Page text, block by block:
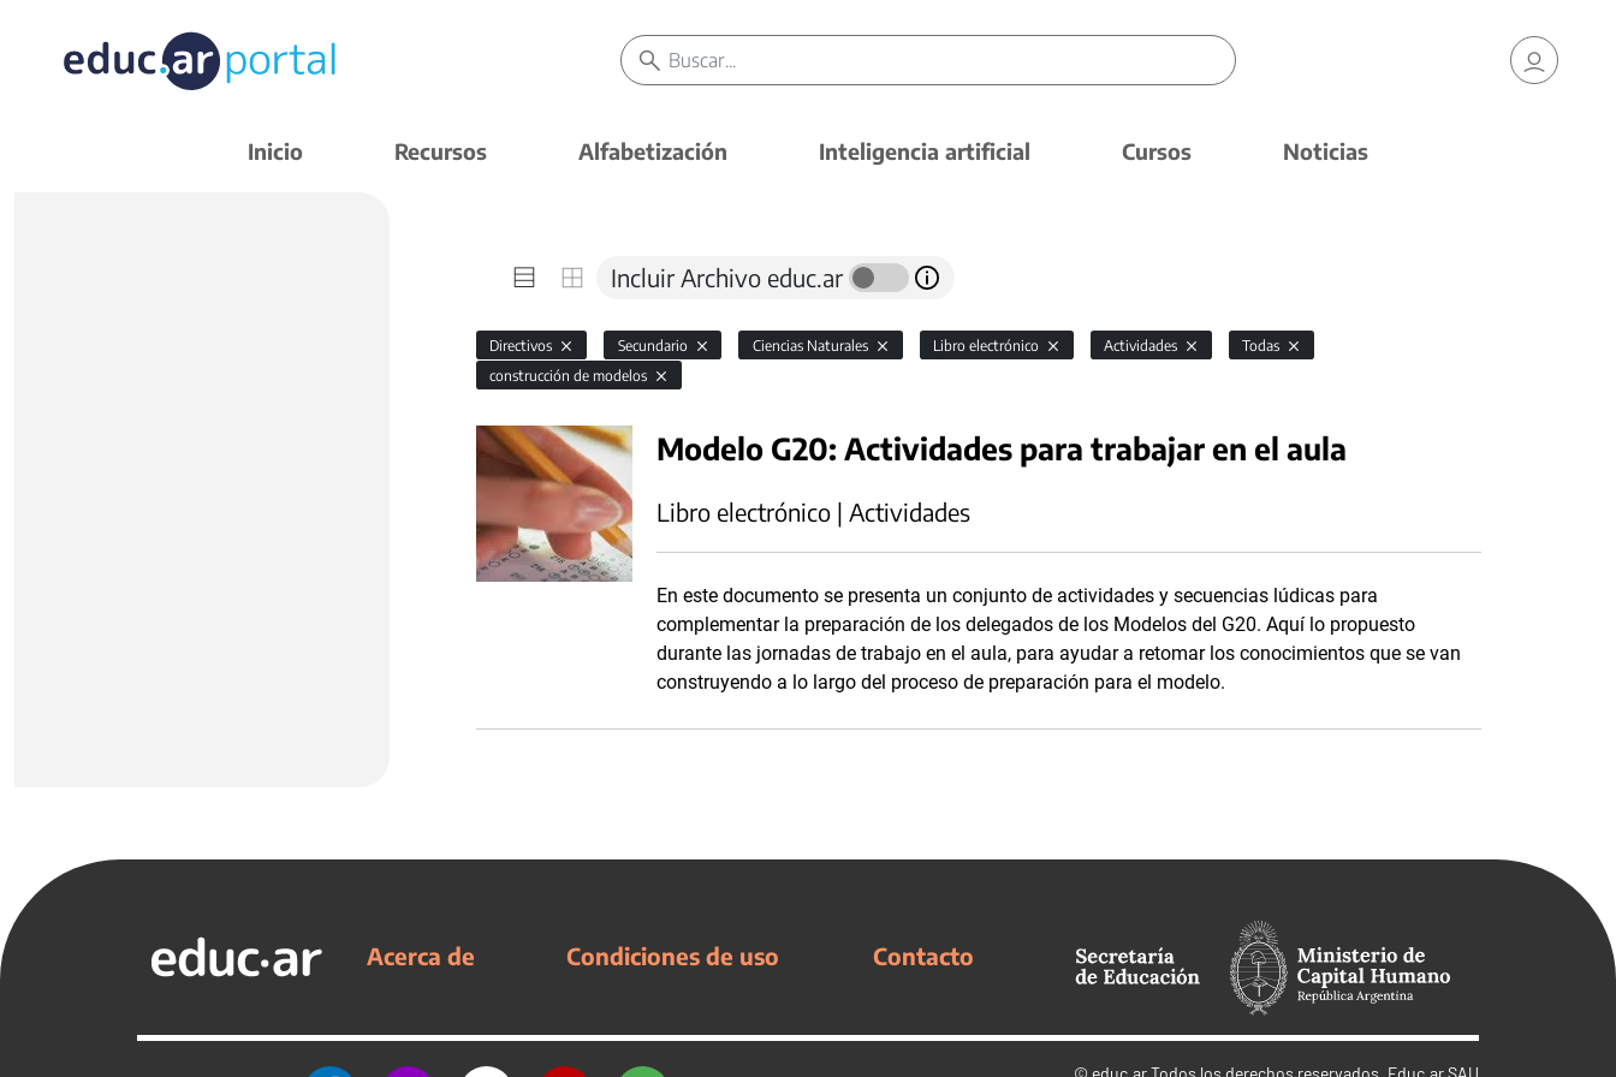
Inicio Recursos Alfabetización Inteligencia artificial Cursos Noticias
Incluir Archivo educ.ar
Directivos Secundario Ciencias Naturales Libro electrónico Actividades
Todas
construcción de modelos
Modelo G20: Actividades para trabajar en el aula
Libro electrónico | Actividades
En este documento se presenta un conjunto de actividades y secuencias lúdicas para
complementar la preparación de los delegados de los Modelos del G20. Aquí lo propuesto
durante las jornadas de trabajo en el aula, para ayudar a retomar los conocimientos que se van
construyendo a lo largo del proceso de preparación para el modelo.
Acerca de Condiciones de uso Contacto
© educ.arTodos los derechos reservados. Educ.ar SAU